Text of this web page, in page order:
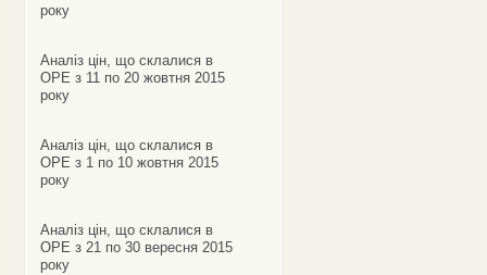
року
Аналіз цін, що склалися в
ОРЕ з 11 по 20 жовтня 2015
року
Аналіз цін, що склалися в
ОРЕ з 1 по 10 жовтня 2015
року
Аналіз цін, що склалися в
ОРЕ з 21 по 30 вересня 2015
року